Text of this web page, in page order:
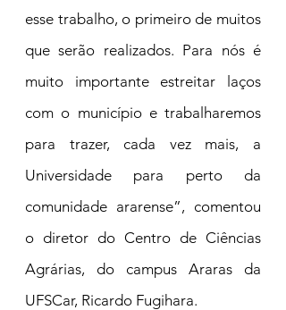
esse trabalho, o primeiro de muitos
que serão realizados. Para nós é
muito importante estreitar laços
com o município e trabalharemos
para trazer, cada vez mais, a
Universidade para perto da
comunidade ararense”, comentou
o diretor do Centro de Ciências
Agrárias, do campus Araras da
UFSCar, Ricardo Fugihara.